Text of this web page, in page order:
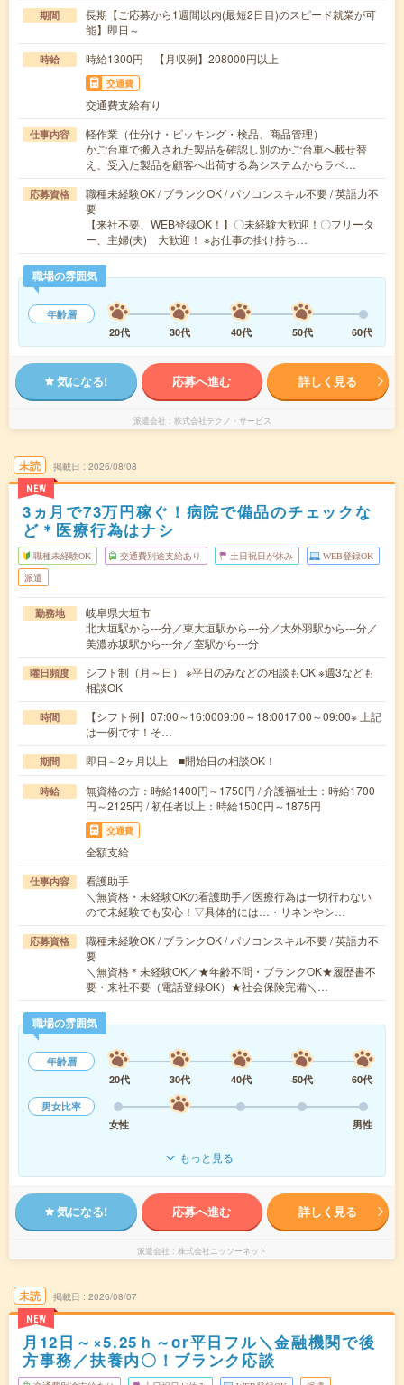
期間
長期【ご応募から1週間以内(最短2日目)のスピード就業が可
能】即日～
時給 時給1300円 【月収例】208000円以上
交通費
交通費支給有り
仕事内容
軽作業（仕分け・ピッキング・検品、商品管理）
かご台車で搬入された製品を確認し別のかご台車へ載せ替
え、受入た製品を顧客へ出荷する為システムからラベ…
応募資格
職種未経験OK / ブランクOK / パソコンスキル不要 / 英語力不
要
【来社不要、WEB登録OK！】〇未経験大歓迎！〇フリータ
ー、主婦(夫) 大歓迎！ ※お仕事の掛け持ち…
職場の雰囲気
年齢層
20代
30代 40代 50代 60代
気になる! 応募へ進む 詳しく見る
派遣会社 株式会社テクノ・サービス
未読
NEW
掲載日 2026/08/08
3ヵ月で73万円稼ぐ！病院で備品のチェックな
ど＊医療行為はナシ
職種未経験OK 交通費別途支給あり 土日祝日が休み WEB登録OK
派遣
勤務地
岐阜県大垣市
北大垣駅から---分／東大垣駅から---分／大外羽駅から---分／
美濃赤坂駅から---分／室駅から---分
曜日頻度
シフト制（月～日） ※平日のみなどの相談もOK ※週3なども
相談OK
時間
【シフト例】07:00～16:0009:00～18:0017:00～09:00※ 上記
は一例です！そ…
期間 即日～2ヶ月以上 ■開始日の相談OK！
時給
無資格の方：時給1400円～1750円 / 介護福祉士：時給1700
円～2125円 / 初任者以上：時給1500円～1875円
交通費
全額支給
仕事内容
看護助手
＼無資格・未経験OKの看護助手／医療行為は一切行わない
ので未経験でも安心！▽具体的には…・リネンやシ…
応募資格
職種未経験OK / ブランクOK / パソコンスキル不要 / 英語力不
要
＼無資格＊未経験OK／★年齢不問・ブランクOK★履歴書不
要・来社不要（電話登録OK）★社会保険完備＼…
職場の雰囲気
年齢層
20代
30代 40代 50代
60代
男女比率
女性
男性
もっと見る
気になる! 応募へ進む 詳しく見る
派遣会社 株式会社ニッソーネット
未読
NEW
掲載日 2026/08/07
月12日～×5.25ｈ～or平日フル＼金融機関で後
方事務／扶養内〇！ブランク応談